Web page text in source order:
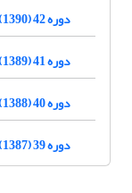
دوره 42 (1390)
دوره 41 (1389)
دوره 40 (1388)
دوره 39 (1387)